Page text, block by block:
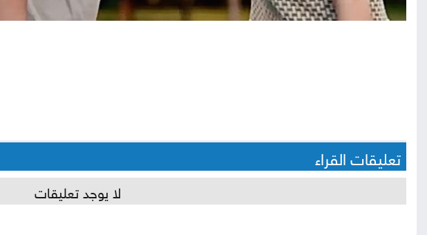
تعليقات القراء
لا يوجد تعليقات